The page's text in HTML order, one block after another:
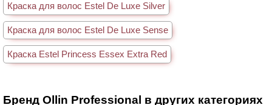
Краска для волос Estel De Luxe Silver
Краска для волос Estel De Luxe Sense
Краска Estel Princess Essex Extra Red
Бренд Ollin Professional в других категориях